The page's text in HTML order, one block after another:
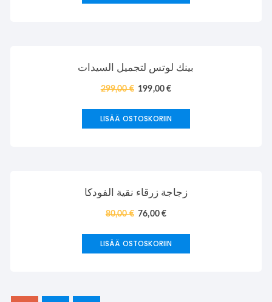
بينك لوتس لتجميل السيدات
299,00€ 199,00€
LISÄÄ OSTOSKORIIN
زجاجة زرقاء نقية الفودكا
80,00€ 76,00 €
LISÄÄ OSTOSKORIIN